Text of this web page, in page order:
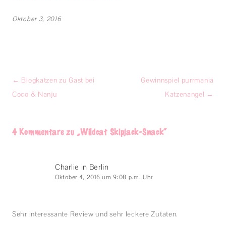
Oktober 3, 2016
Beitragsnavigation
← Blogkatzen zu Gast bei
Coco & Nanju
Gewinnspiel purrmania
Katzenangel →
4 Kommentare zu „Wildcat Skipjack-Snack“
Charlie in Berlin
Oktober 4, 2016 um 9:08 p.m. Uhr
Sehr interessante Review und sehr leckere Zutaten.